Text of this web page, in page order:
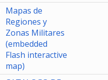
Mapas de
Regiones y
Zonas Militares
(embedded
Flash interactive
map)